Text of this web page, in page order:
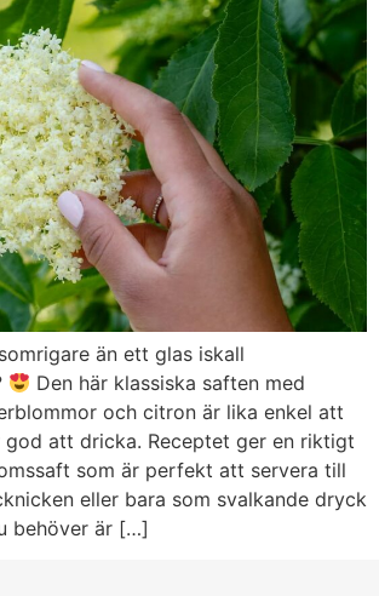
än ett glas iskall
Den här klassiska saften med
och citron är lika enkel att
god att dricka. Receptet ger en riktigt
som är perfekt att servera till
eller bara som svalkande dryck
behöver är […]